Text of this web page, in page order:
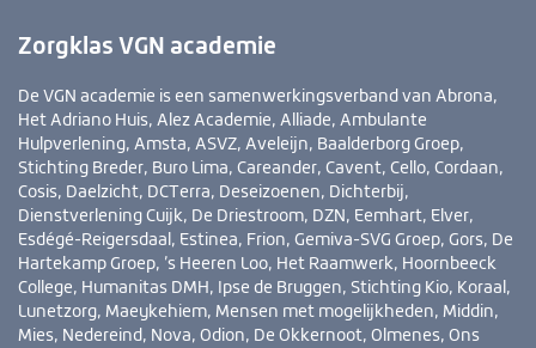
Zorgklas VGN academie
De VGN academie is een samenwerkingsverband van Abrona,
Het Adriano Huis, Alez Academie, Alliade, Ambulante
Hulpverlening, Amsta, ASVZ, Aveleijn, Baalderborg Groep,
Stichting Breder, Buro Lima, Careander, Cavent, Cello, Cordaan,
Cosis, Daelzicht, DCTerra, Deseizoenen, Dichterbij,
Dienstverlening Cuijk, De Driestroom, DZN, Eemhart, Elver,
Esdégé-Reigersdaal, Estinea, Frion, Gemiva-SVG Groep, Gors, De
Hartekamp Groep, ’s Heeren Loo, Het Raamwerk, Hoornbeeck
College, Humanitas DMH, Ipse de Bruggen, Stichting Kio, Koraal,
Lunetzorg, Maeykehiem, Mensen met mogelijkheden, Middin,
Mies, Nedereind, Nova, Odion, De Okkernoot, Olmenes, Ons